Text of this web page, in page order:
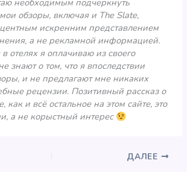
необходимым подчеркнуть
обзоры, включая и The Slate,
искренним представлением
а не рекламной информацией.
отелях я оплачиваю из своего
знают о том, что я впоследствии
и не предлагают мне никаких
рецензии. Позитивный рассказ о
как и всё остальное на этом сайте, это
а не корыстный интерес
ДАЛЕЕ